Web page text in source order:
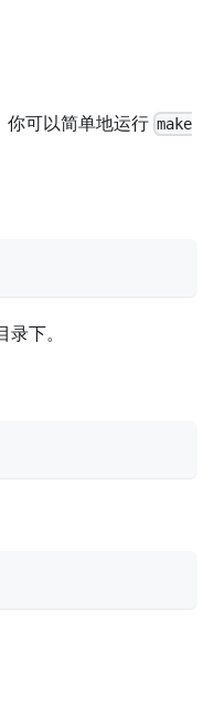
可以简单地运行 make
录下。